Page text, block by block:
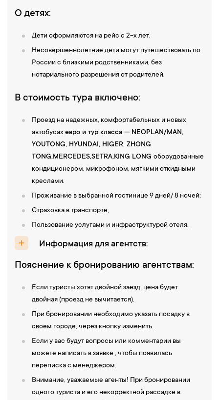
О детях:
Дети оформляются на рейс с 2-х лет.
Несовершеннолетние дети могут путешествовать по
России с близкими родственниками, без
нотариального разрешения от родителей.
В стоимость тура включено:
Проезд на надежных, комфортабельных и новых
автобусахевро и тур класса — NEOPLAN/MAN,
YOUTONG, HYUNDAI, НIGER, ZHONG
TONG,MERCEDES,SETRA,KING LONG оборудованные
кондиционером, микрофоном, мягкими откидными
креслами.
Проживание в выбранной гостинице 9 дней/ 8 ночей;
Страховка в транспорте;
Пользование услугами и инфраструктурой отеля.
Информация для агентств:
Пояснение к бронированию агентствам:
Если туристы хотят двойной заезд, цена будет
двойная (проезд не вычитается).
При бронировании необходимо указать посадку в
своем городе, через кнопку изменить.
Если у вас будут вопросы или комментарии вы
можете написать в заявке , чтобы появилась
переписка с менеджером.
Внимание, уважаемые агенты! При бронировании
одного туриста и его некорректной рассадке в